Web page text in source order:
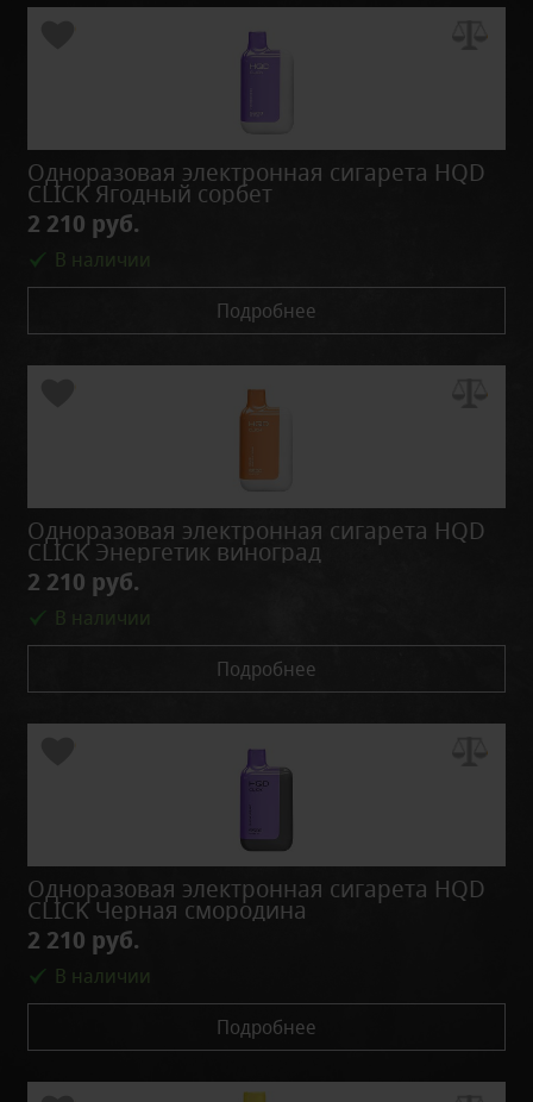
Одноразовая электронная сигарета HQD
CLICK Ягодный сорбет
2 210 руб.
В наличии
Подробнее
Одноразовая электронная сигарета HQD
CLICK Энергетик виноград
2 210 руб.
В наличии
Подробнее
Одноразовая электронная сигарета HQD
CLICK Черная смородина
2 210 руб.
В наличии
Подробнее